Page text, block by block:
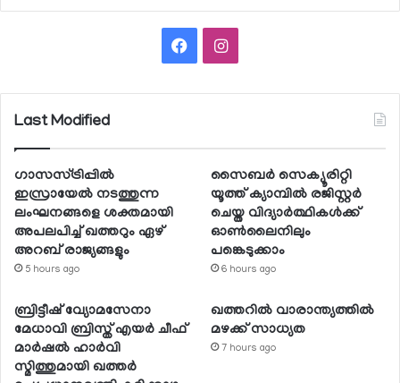
FacebookInstagram
Last Modified
ഗാസസ്ട്രിപ്പില്‍
ഇസ്രായേല്‍ നടത്തുന്ന
ലംഘനങ്ങളെ ശക്തമായി
അപലപിച്ച് ഖത്തറും ഏഴ്
അറബ് രാജ്യങ്ങളും
5 hours ago
സൈബര്‍ സെക്യൂരിറ്റി
യൂത്ത് ക്യാമ്പില്‍ രജിസ്റ്റര്‍
ചെയ്ത വിദ്യാര്‍ത്ഥികള്‍ക്ക്
ഓണ്‍ലൈനിലും
പങ്കെടുക്കാം
6 hours ago
ബ്രിട്ടീഷ് വ്യോമസേനാ
മേധാവി ബ്രിസ്ത് എയര്‍ ചീഫ്
മാര്‍ഷല്‍ ഹാര്‍വി
സ്മിത്തുമായി ഖത്തര്‍
ഖത്തറില്‍ വാരാന്ത്യത്തില്‍
മഴക്ക് സാധ്യത
7 hours ago